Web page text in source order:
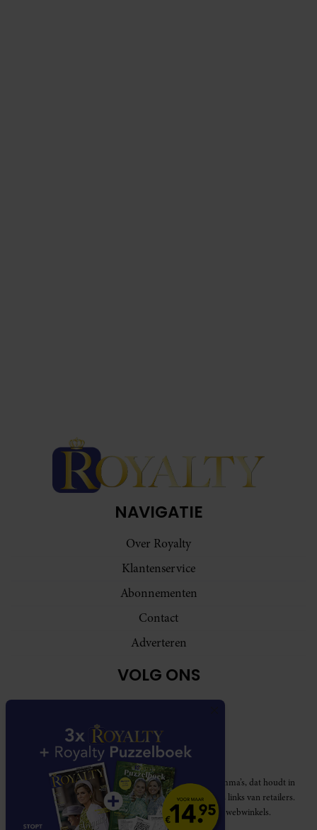
NAVIGATIE
Over Royalty
Klantenservice
Abonnementen
Contact
Adverteren
VOLG ONS
Royalty participeert in diverse affiliate marketing programma’s, dat houdt in
dat Royalty commissies ontvangt voor aankopen middels links van retailers.
Deze website wordt niet gesponsord door de genoemde webwinkels.